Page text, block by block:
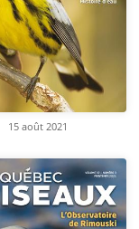
15 août 2021